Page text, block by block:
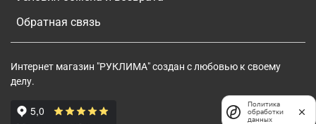
Обратная связь
Интернет магазин "РУКЛИМА" создан с любовью к своему
делу.
Политика
обработки
данных